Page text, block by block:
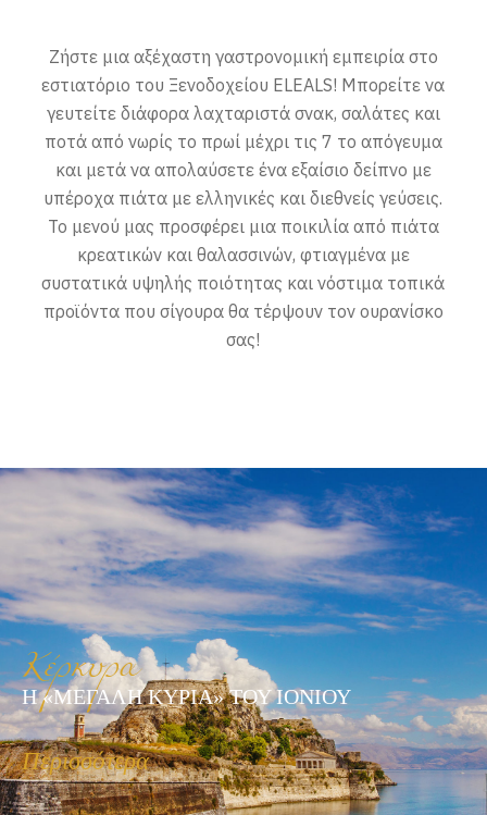
Ζήστε μια αξέχαστη γαστρονομική εμπειρία στο
εστιατόριο του Ξενοδοχείου ELEALS! Μπορείτε να
γευτείτε διάφορα λαχταριστά σνακ, σαλάτες και
ποτά από νωρίς το πρωί μέχρι τις 7 το απόγευμα
και μετά να απολαύσετε ένα εξαίσιο δείπνο με
υπέροχα πιάτα με ελληνικές και διεθνείς γεύσεις.
Το μενού μας προσφέρει μια ποικιλία από πιάτα
κρεατικών και θαλασσινών, φτιαγμένα με
συστατικά υψηλής ποιότητας και νόστιμα τοπικά
προϊόντα που σίγουρα θα τέρψουν τον ουρανίσκο
σας!
Κέρκυρα
Η «ΜΕΓΑΛΗ ΚΥΡΙΑ» ΤΟΥ ΙΟΝΙΟΥ
Περισσότερα